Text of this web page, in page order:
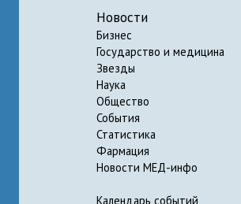
Новости
Бизнес
Государство и медицина
Звезды
Наука
Общество
События
Статистика
Фармация
Новости МЕД-инфо
Календарь событий